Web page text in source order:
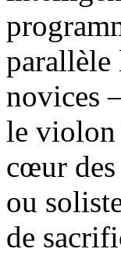
parallèle
novices
le violon
cœur des
ou
de